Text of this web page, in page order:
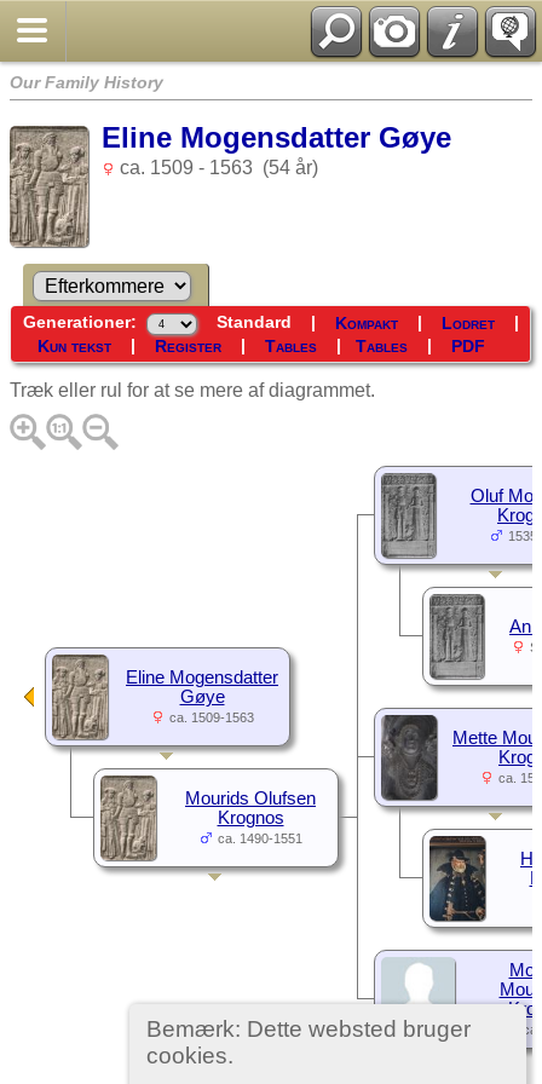
Our Family History
Bemærk: Dette websted bruger
cookies.
Eline Mogensdatter Gøye
ca. 1509 - 1563 (54 år)
Generationer: Standard | Kompakt| Lodret|
Kun tekst| Register| Tables| Tables| PDF
Træk eller rul for at se mere af diagrammet.
Oluf
Mette
ca.
Eline Mogensdatter
Gøye
ca. 1509-1563
Mourids Olufsen
Krognos
ca. 1490-1551